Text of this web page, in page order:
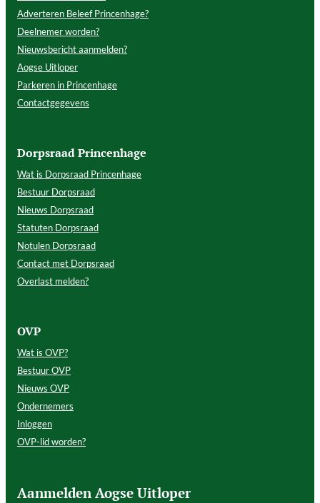
Adverteren Beleef Princenhage?
Deelnemer worden?
Nieuwsbericht aanmelden?
Aogse Uitloper
Parkeren in Princenhage
Contactgegevens
Dorpsraad Princenhage
Wat is Dorpsraad Princenhage
Bestuur Dorpsraad
Nieuws Dorpsraad
Statuten Dorpsraad
Notulen Dorpsraad
Contact met Dorpsraad
Overlast melden?
OVP
Wat is OVP?
Bestuur OVP
Nieuws OVP
Ondernemers
Inloggen
OVP-lid worden?
Aanmelden Aogse Uitloper